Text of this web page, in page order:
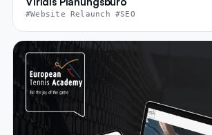
#Website Relaunch #SEO